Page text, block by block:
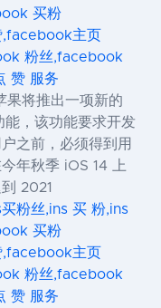
买粉
主页
粉丝,facebook
赞 服务
果将推出一项新的
，该功能要求开发
之前，必须得到用
年秋季 iOS 14 上
2021
粉丝,ins 买 粉,ins
买粉
主页
粉丝,facebook
赞 服务